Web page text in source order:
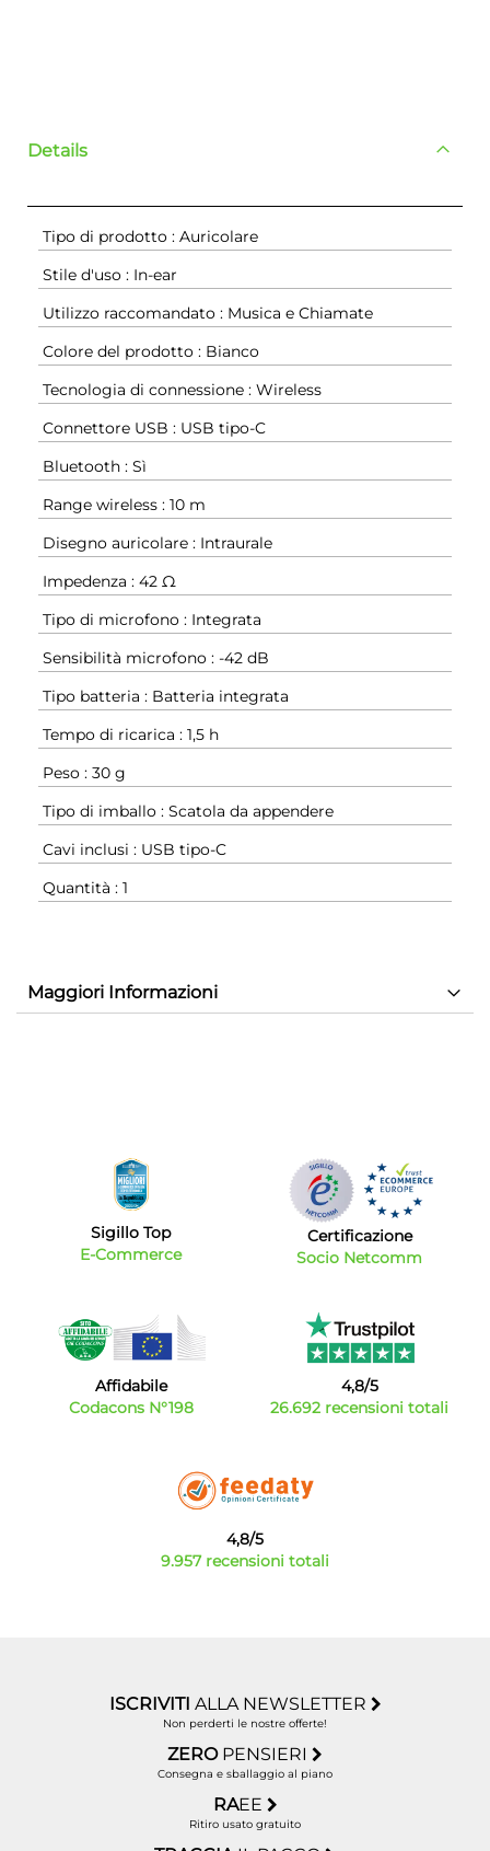
Details
Tipo di prodotto : Auricolare
Stile d'uso : In-ear
Utilizzo raccomandato : Musica e Chiamate
Colore del prodotto : Bianco
Tecnologia di connessione : Wireless
Connettore USB : USB tipo-C
Bluetooth : Sì
Range wireless : 10 m
Disegno auricolare : Intraurale
Impedenza : 42 Ω
Tipo di microfono : Integrata
Sensibilità microfono : -42 dB
Tipo batteria : Batteria integrata
Tempo di ricarica : 1,5 h
Peso : 30 g
Tipo di imballo : Scatola da appendere
Cavi inclusi : USB tipo-C
Quantità : 1
Maggiori Informazioni
Sigillo Top
E-Commerce
Certificazione
Socio Netcomm
Affidabile
Codacons N°198
4,8/5
26.692 recensioni totali
4,8/5
9.957 recensioni totali
ISCRIVITI ALLA NEWSLETTER
Non perderti le nostre offerte!
ZERO PENSIERI
Consegna e sballaggio al piano
RAEE
Ritiro usato gratuito